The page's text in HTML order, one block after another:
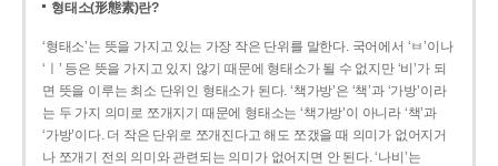
형태소(形態素)란?
‘형태소’는 뜻을 가지고 있는 가장 작은 단위를 말한다. 국어에서 ‘ㅂ’이나
‘ㅣ’ 등은 뜻을 가지고 있지 않기 때문에 형태소가 될 수 없지만 ‘비’가 되
면 뜻을 이루는 최소 단위인 형태소가 된다. ‘책가방’은 ‘책’과 ‘가방’이라
는 두 가지 의미로 쪼개지기 때문에 형태소는 ‘책가방’이 아니라 ‘책’과
‘가방’이다. 더 작은 단위로 쪼개진다고 해도 쪼갰을 때 의미가 없어지거
나 쪼개기 전의 의미와 관련되는 의미가 없어지면 안 된다. ‘나비’는